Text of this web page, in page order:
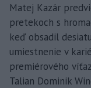
Matej Kazár
pretekoch s
keď obsadil
umiestnenie v
premiérového
Talian Dominik